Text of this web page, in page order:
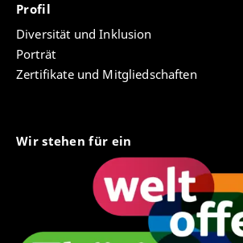
Profil
Diversität und Inklusion
Porträt
Zertifikate und Mitgliedschaften
Wir stehen für ein